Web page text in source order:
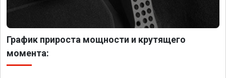
График прироста мощности и крутящего
момента: